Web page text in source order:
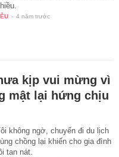
- 4 năm trước
kịp vui mừng vì
mật lại hứng chịu
không ngờ, chuyến đi du lịch
chồng lại khiến cho gia đình
tan nát.